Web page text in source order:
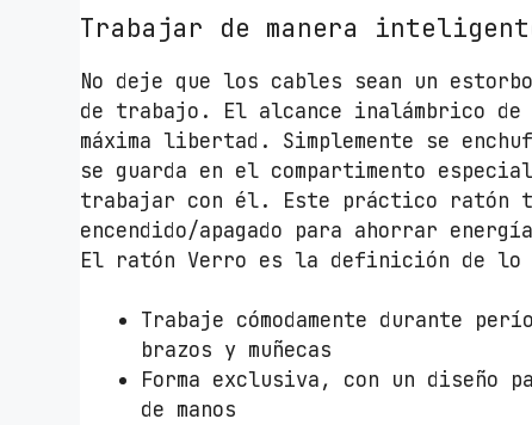
Trabajar de manera
No deje que los cables sean un
de trabajo. El alcance inalámbrico
máxima libertad. Simplemente se
se guarda en el compartimento
trabajar con él. Este práctico ratón
encendido/apagado para ahorrar
El ratón Verro es la definición de lo
Trabaje cómodamente durante
brazos y muñecas
Forma exclusiva, con un diseño
de manos